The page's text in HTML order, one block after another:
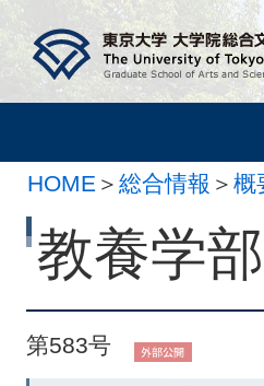
HOME ＞ 総合情報 ＞ 概
月11日）
教養学
第583号